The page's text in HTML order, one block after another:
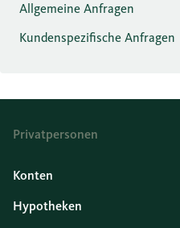
Allgemeine Anfragen
Kundenspezifische Anfragen
Privatpersonen
Konten
Hypotheken